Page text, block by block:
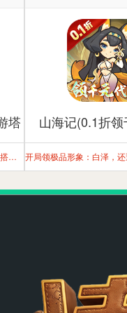
塔
多路线、多技能、数十种肉鸽构建自由搭配，每次都是新体验
山海记(0.1折